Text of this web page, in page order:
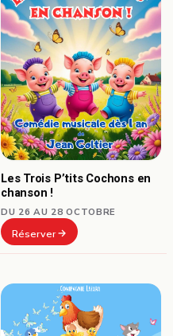
Les Trois P’tits Cochons en
chanson !
DU 26 AU 28 OCTOBRE
Réserver